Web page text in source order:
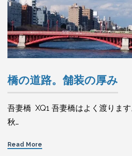
橋の道路。舗装の厚み
吾妻橋 XQ1 吾妻橋はよく渡りま
秋…
Read More